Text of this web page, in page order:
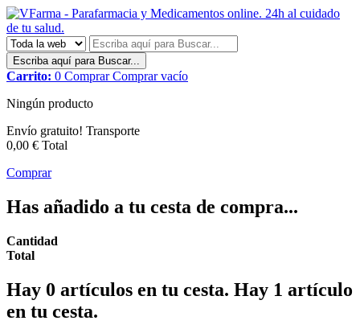
Escriba aquí para Buscar...
Carrito: 0 Comprar Comprar vacío
Ningún producto
Envío gratuito! Transporte
0,00 € Total
Comprar
Has añadido a tu cesta de compra...
Cantidad
Total
Hay 0 artículos en tu cesta. Hay 1 artículo
en tu cesta.